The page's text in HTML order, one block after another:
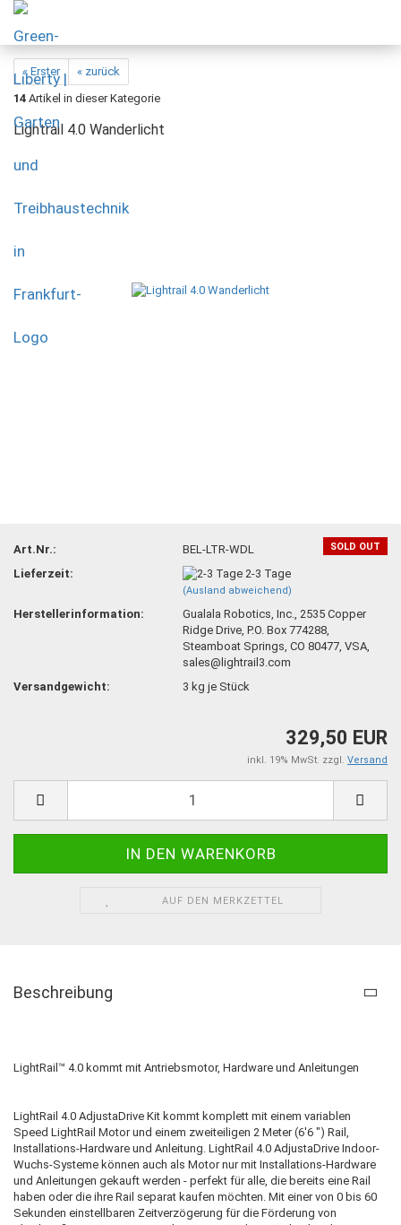
« Erster
« zurück
14 Artikel in dieser Kategorie
Lightrail 4.0 Wanderlicht
SOLD OUT
Art.Nr.:
BEL-LTR-WDL
Lieferzeit:
2-3 Tage
(Ausland abweichend)
Herstellerinformation:
Gualala Robotics, Inc., 2535 Copper
Ridge Drive, P.O. Box 774288,
Steamboat Springs, CO 80477, VSA,
sales@lightrail3.com
Versandgewicht:
3 kg je Stück
329,50 EUR
inkl. 19% MwSt. zzgl. Versand
AUF DEN MERKZETTEL
Beschreibung
LightRail™ 4.0 kommt mit Antriebsmotor, Hardware und Anleitungen
LightRail 4.0 AdjustaDrive Kit kommt komplett mit einem variablen
Speed ​​LightRail Motor und einem zweiteiligen 2 Meter (6'6 ") Rail,
Installations-Hardware und Anleitung. LightRail 4.0 AdjustaDrive Indoor-
Wuchs-Systeme können auch als Motor nur mit Installations-Hardware
und Anleitungen gekauft werden - perfekt für alle, die bereits eine Rail
haben oder die ihre Rail separat kaufen möchten. Mit einer von 0 bis 60
Sekunden einstellbaren Zeitverzögerung für die Förderung von